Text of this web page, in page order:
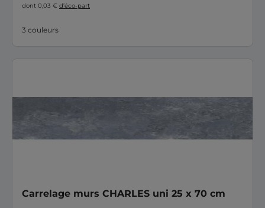
dont 0,03 € d’éco-part
3 couleurs
Carrelage murs CHARLES uni 25 x 70 cm